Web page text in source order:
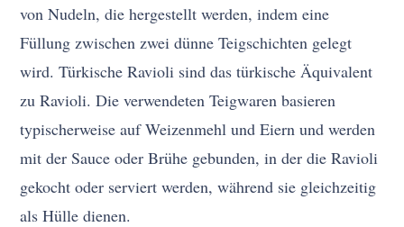
von Nudeln, die hergestellt werden, indem eine
Füllung zwischen zwei dünne Teigschichten gelegt
wird. Türkische Ravioli sind das türkische Äquivalent
zu Ravioli. Die verwendeten Teigwaren basieren
typischerweise auf Weizenmehl und Eiern und werden
mit der Sauce oder Brühe gebunden, in der die Ravioli
gekocht oder serviert werden, während sie gleichzeitig
als Hülle dienen.